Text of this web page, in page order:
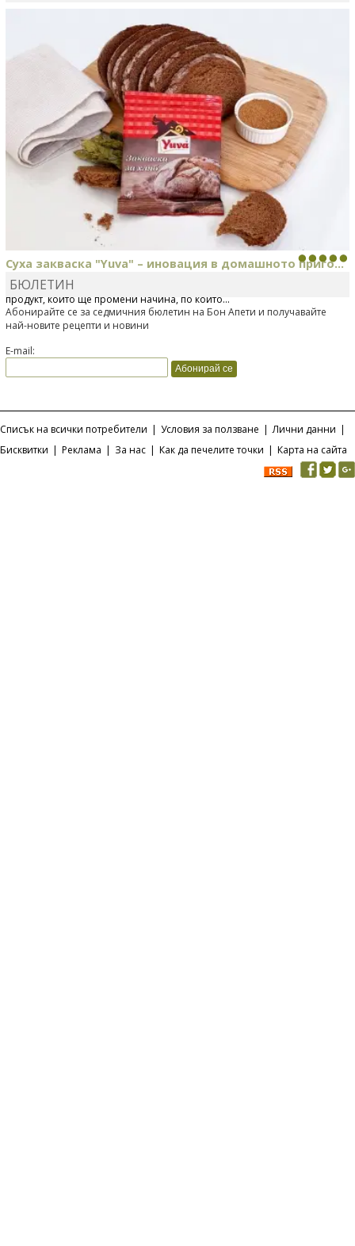
Суха закваска "Yuva" – иновация в домашното приго...
Отскоро Лесафр България стартира предлагането на изцяло нов
продукт, който ще промени начина, по който...
БЮЛЕТИН
Абонирайте се за седмичния бюлетин на Бон Апети и получавайте
най-новите рецепти и новини
E-mail:
Списък на всички потребители | Условия за ползване | Лични данни |
Бисквитки | Реклама | За нас | Как да печелите точки | Карта на сайта